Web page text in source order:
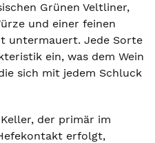
Grünen Veltliner,
und einer feinen
untermauert. Jede Sorte
ein, was dem Wein
sich mit jedem Schluck
der primär im
erfolgt,